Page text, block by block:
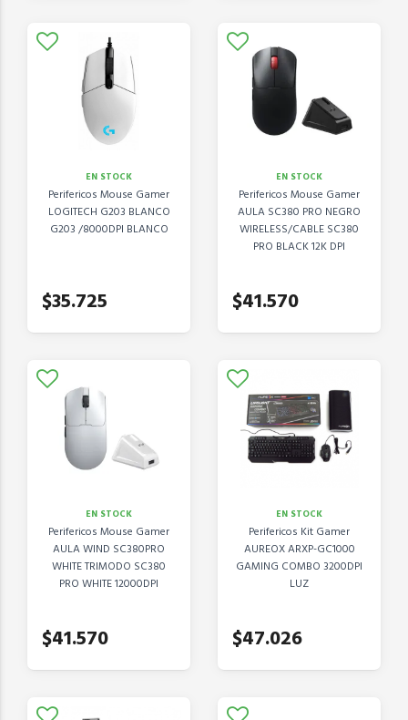
EN STOCK
Perifericos Mouse Gamer
LOGITECH G203 BLANCO
G203 /8000DPI BLANCO
$35.725
EN STOCK
Perifericos Mouse Gamer
AULA SC380 PRO NEGRO
WIRELESS/CABLE SC380
PRO BLACK 12K DPI
$41.570
EN STOCK
Perifericos Mouse Gamer
AULA WIND SC380PRO
WHITE TRIMODO SC380
PRO WHITE 12000DPI
$41.570
EN STOCK
Perifericos Kit Gamer
AUREOX ARXP-GC1000
GAMING COMBO 3200DPI
LUZ
$47.026